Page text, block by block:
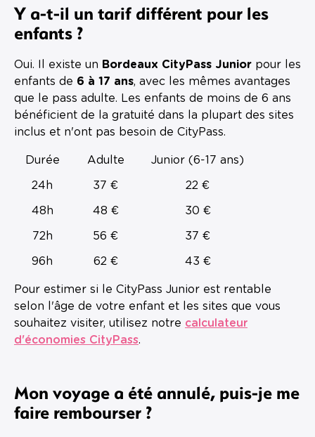
Y a-t-il un tarif différent pour les
enfants ?
Oui. Il existe un Bordeaux CityPass Junior pour les
enfants de 6 à 17 ans, avec les mêmes avantages
que le pass adulte. Les enfants de moins de 6 ans
bénéficient de la gratuité dans la plupart des sites
inclus et n'ont pas besoin de CityPass.
Durée Adulte Junior (6-17 ans)
24h 37 € 22 €
48h 48 € 30 €
72h 56 € 37 €
96h 62 € 43 €
Pour estimer si le CityPass Junior est rentable
selon l'âge de votre enfant et les sites que vous
souhaitez visiter, utilisez notre calculateur
d'économies CityPass.
Mon voyage a été annulé, puis-je me
faire rembourser ?